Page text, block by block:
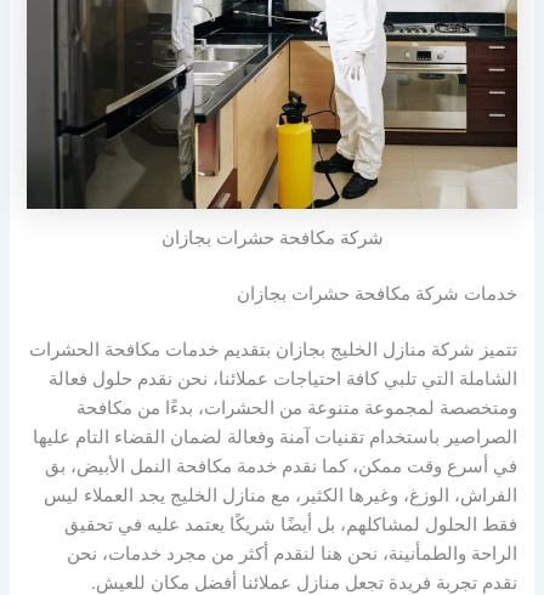
شركة مكافحة حشرات بجازان
خدمات شركة مكافحة حشرات بجازان
تتميز شركة منازل الخليج بجازان بتقديم خدمات مكافحة الحشرات
الشاملة التي تلبي كافة احتياجات عملائنا، نحن نقدم حلول فعالة
ومتخصصة لمجموعة متنوعة من الحشرات، بدءًا من مكافحة
الصراصير باستخدام تقنيات آمنة وفعالة لضمان القضاء التام عليها
في أسرع وقت ممكن، كما نقدم خدمة مكافحة النمل الأبيض، بق
الفراش، الوزغ، وغيرها الكثير، مع منازل الخليج يجد العملاء ليس
فقط الحلول لمشاكلهم، بل أيضًا شريكًا يعتمد عليه في تحقيق
الراحة والطمأنينة، نحن هنا لنقدم أكثر من مجرد خدمات، نحن
نقدم تجربة فريدة تجعل منازل عملائنا أفضل مكان للعيش.